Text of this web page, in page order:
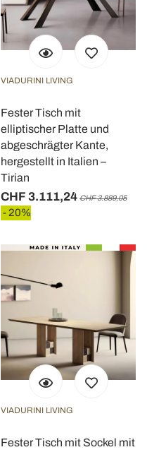
VIADURINI LIVING
Fester Tisch mit
elliptischer Platte und
abgeschrägter Kante,
hergestellt in Italien –
Tirian
CHF 3.111,24 CHF 3.889,05
- 20%
VIADURINI LIVING
Fester Tisch mit Sockel mit